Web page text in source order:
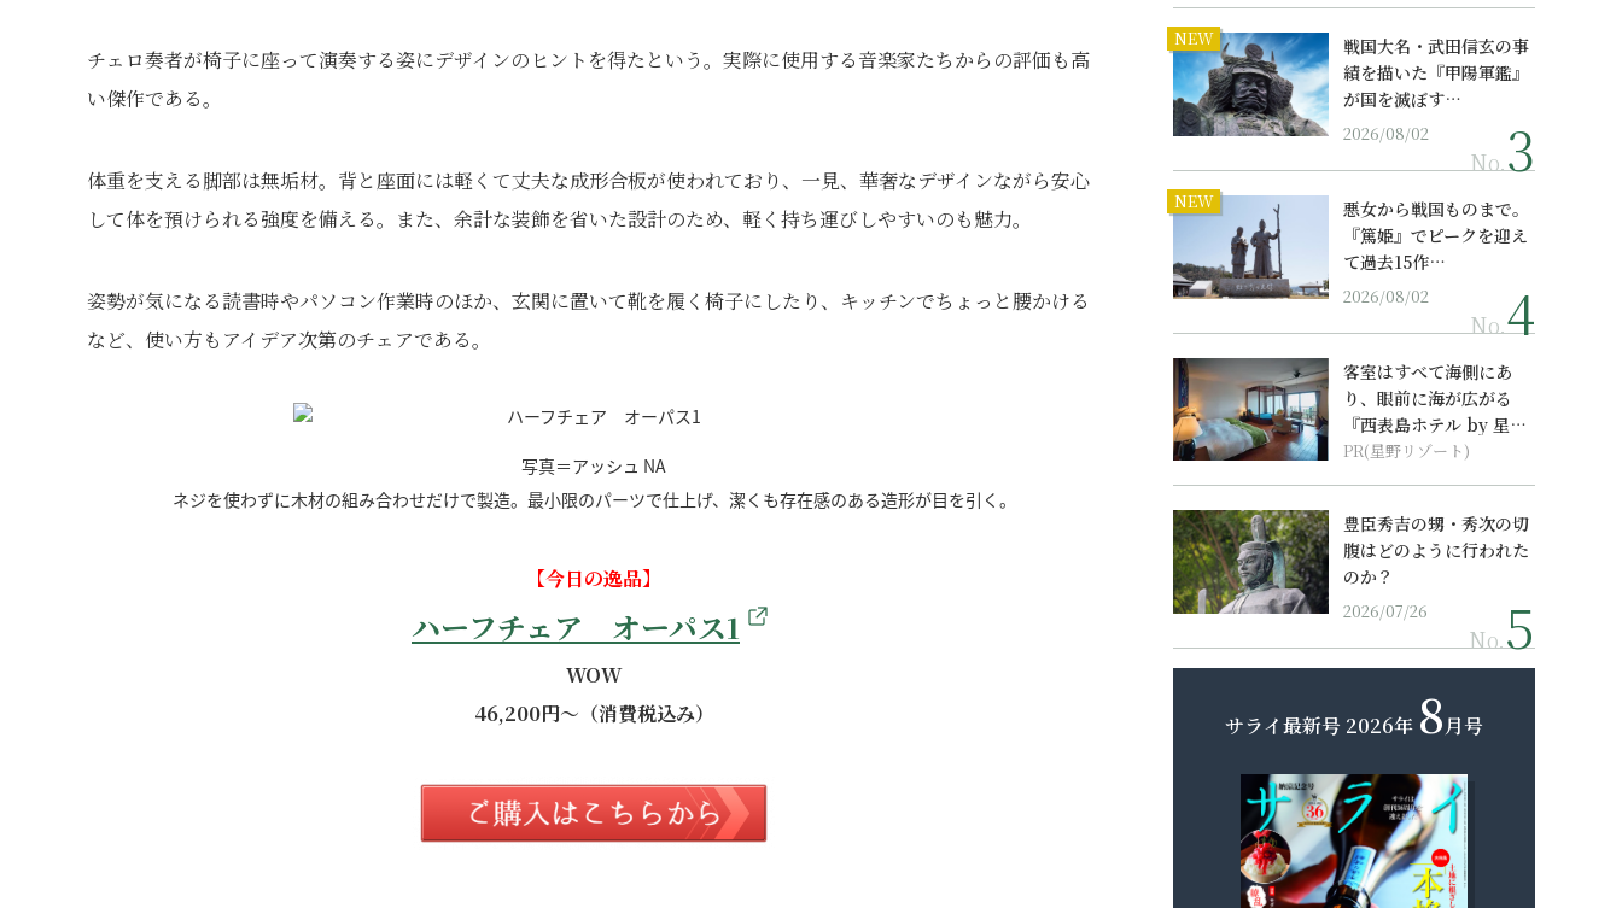
チェロ奏者が椅子に座って演奏する姿にデザインのヒントを得たという。実際に使用する音楽家たちからの評価も高
い傑作である。
体重を支える脚部は無垢材。背と座面には軽くて丈夫な成形合板が使われており、一見、華奢なデザインながら安心
して体を預けられる強度を備える。また、余計な装飾を省いた設計のため、軽く持ち運びしやすいのも魅力。
姿勢が気になる読書時やパソコン作業時のほか、玄関に置いて靴を履く椅子にしたり、キッチンでちょっと腰かける
など、使い方もアイデア次第のチェアである。
写真＝アッシュ NA
ネジを使わずに木材の組み合わせだけで製造。最小限のパーツで仕上げ、潔くも存在感のある造形が目を引く。
【今日の逸品】
ハーフチェア オーパス1
WOW
46,200円～（消費税込み）
NEW
戦国大名・武田信玄の事
績を描いた『甲陽軍鑑』
が国を滅ぼす…
2026/08/02
No.
NEW
悪女から戦国ものまで。
『篤姫』でピークを迎え
て過去15作…
2026/08/02
No.
客室はすべて海側にあ
り、眼前に海が広がる
『西表島ホテル by 星野
リゾート』
PR(星野リゾート)
豊臣秀吉の甥・秀次の切
腹はどのように行われた
のか？
2026/07/26
No.
サライ最新号 2026年 8月号